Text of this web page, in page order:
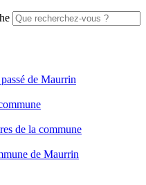
de Maurrin
de la commune
de Maurrin